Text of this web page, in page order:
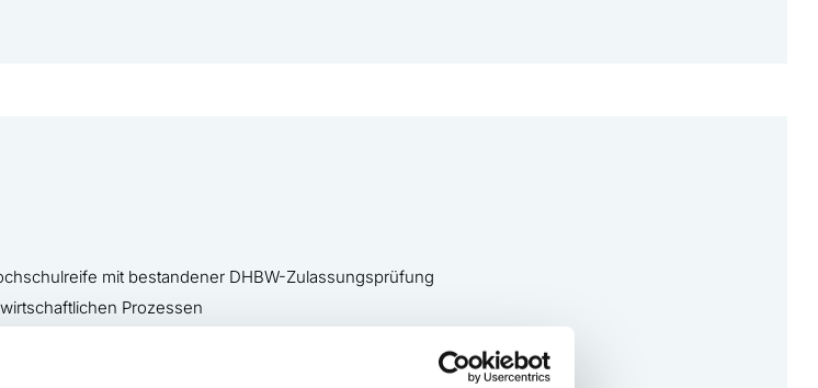
mit bestandener DHBW-Zulassungsprüfung
Prozessen